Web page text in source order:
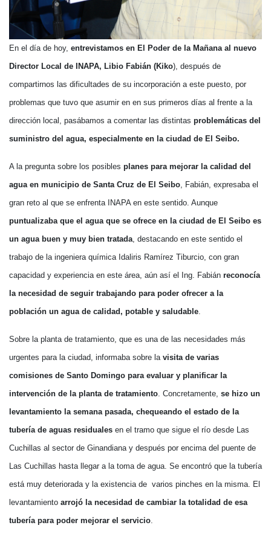
En el día de hoy, entrevistamos en El Poder de la Mañana al nuevo
Director Local de INAPA, Libio Fabián (Kiko), después de
compartirnos las dificultades de su incorporación a este puesto, por
problemas que tuvo que asumir en en sus primeros días al frente a la
dirección local, pasábamos a comentar las distintas problemáticas del
suministro del agua, especialmente en la ciudad de El Seibo.
A la pregunta sobre los posibles planes para mejorar la calidad del
agua en municipio de Santa Cruz de El Seibo , Fabián, expresaba el
gran reto al que se enfrenta INAPA en este sentido. Aunque
puntualizaba que el agua que se ofrece en la ciudad de El Seibo es
un agua buen y muy bien tratada , destacando en este sentido el
trabajo de la ingeniera química Idaliris Ramírez Tiburcio, con gran
capacidad y experiencia en este área, aún así el Ing. Fabián reconocía
la necesidad de seguir trabajando para poder ofrecer a la
población un agua de calidad, potable y saludable
Sobre la planta de tratamiento, que es una de las necesidades más
urgentes para la ciudad, informaba sobre la visita de varias
comisiones de Santo Domingo para evaluar y planificar la
intervención de la planta de tratamiento . Concretamente, se hizo un
levantamiento la semana pasada, chequeando el estado de la
tubería de aguas residuales en el tramo que sigue el río desde Las
Cuchillas al sector de Ginandiana y después por encima del puente de
Las Cuchillas hasta llegar a la toma de agua. Se encontró que la tubería
está muy deteriorada y la existencia de varios pinches en la misma. El
levantamiento arrojó la necesidad de cambiar la totalidad de esa
tubería para poder mejorar el servicio